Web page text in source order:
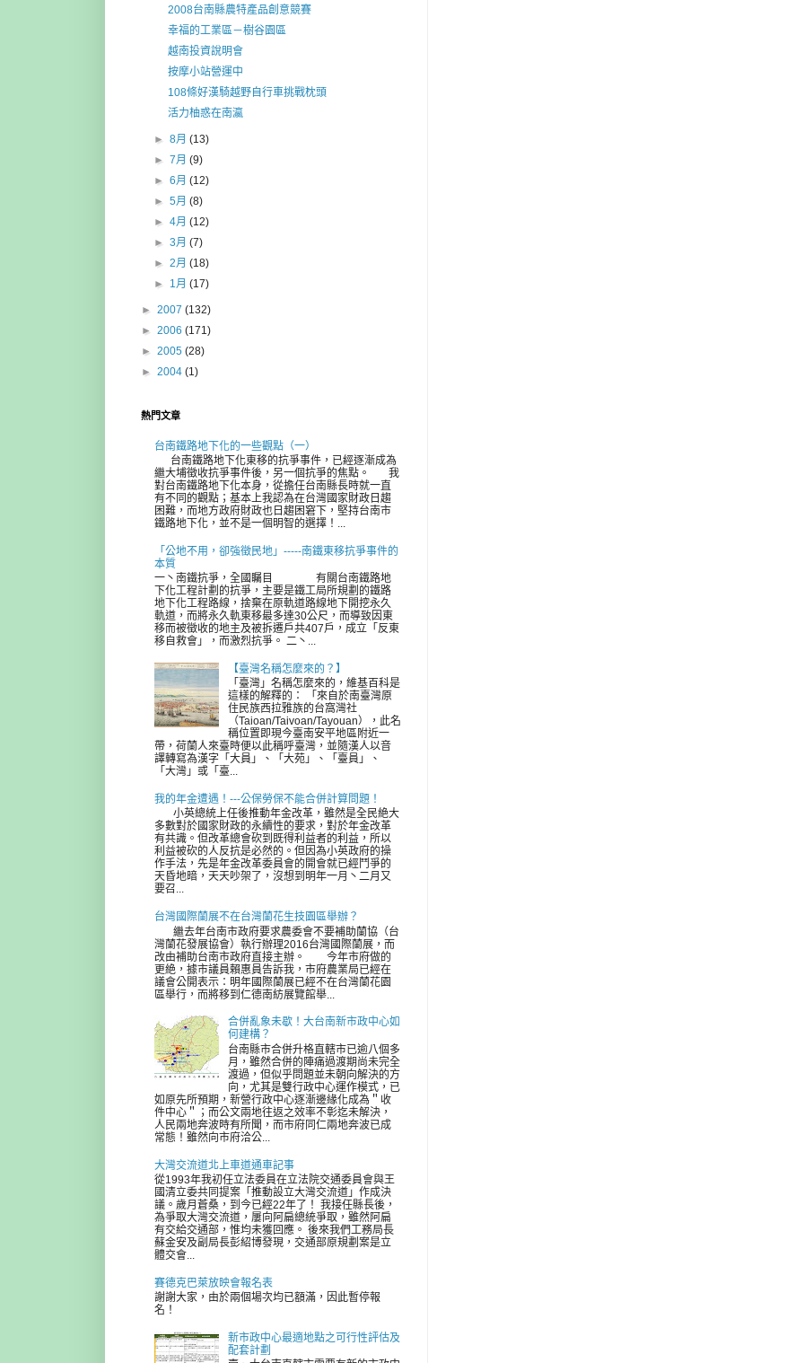
2008台南縣農特產品創意競賽
幸福的工業區－樹谷園區
越南投資說明會
按摩小站營運中
108條好漢騎越野自行車挑戰枕頭
活力柚惑在南瀛
►8月(13)
►7月(9)
►6月(12)
►5月(8)
►4月(12)
►3月(7)
►2月(18)
► 1月(17)
► 2007 (132)
► 2006 (171)
► 2005 (28)
► 2004 (1)
熱門文章
台南鐵路地下化的一些觀點（一）
台南鐵路地下化東移的抗爭事件，已經逐漸成為
繼大埔徵收抗爭事件後，另一個抗爭的焦點。 我
對台南鐵路地下化本身，從擔任台南縣長時就一直
有不同的觀點；基本上我認為在台灣國家財政日趨
困難，而地方政府財政也日趨困窘下，堅持台南市
鐵路地下化，並不是一個明智的選擇！...
「公地不用，卻強徵民地」-----南鐵東移抗爭事件的
本質
一丶南鐵抗爭，全國矚目 有關台南鐵路地
下化工程計劃的抗爭，主要是鐵工局所規劃的鐵路
地下化工程路線，捨棄在原軌道路線地下開挖永久
軌道，而將永久軌東移最多達30公尺，而導致因東
移而被徵收的地主及被拆遷戶共407戶，成立「反東
移自救會」，而激烈抗爭。 二丶...
【臺灣名稱怎麼來的？】
「臺灣」名稱怎麼來的，維基百科是
這樣的解釋的： 「來自於南臺灣原
住民族西拉雅族的台窩灣社
（Taioan/Taivoan/Tayouan），此名
稱位置即現今臺南安平地區附近一
帶，荷蘭人來臺時便以此稱呼臺灣，並隨漢人以音
譯轉寫為漢字「大員」、「大苑」、「臺員」、
「大灣」或「臺...
我的年金遭遇！---公保勞保不能合併計算問題！
小英總統上任後推動年金改革，雖然是全民絶大
多數對於國家財政的永續性的要求，對於年金改革
有共識。但改革總會砍到既得利益者的利益，所以
利益被砍的人反抗是必然的。但因為小英政府的操
作手法，先是年金改革委員會的開會就已經鬥爭的
天昏地暗，天天吵架了，沒想到明年一月丶二月又
要召...
台灣國際蘭展不在台灣蘭花生技園區舉辦？
繼去年台南市政府要求農委會不要補助蘭協（台
灣蘭花發展協會）執行辦理2016台灣國際蘭展，而
改由補助台南市政府直接主辦。 今年市府做的
更絶，據市議員賴惠員告訴我，市府農業局已經在
議會公開表示：明年國際蘭展已經不在台灣蘭花園
區舉行，而將移到仁德南紡展覽館舉...
合併亂象未歇！大台南新市政中心如
何建構？
台南縣市合併升格直轄市已逾八個多
月，雖然合併的陣痛過渡期尚未完全
渡過，但似乎問題並未朝向解決的方
向，尤其是雙行政中心運作模式，已
如原先所預期，新營行政中心逐漸邊緣化成為＂收
件中心＂；而公文兩地往返之效率不彰迄未解決，
人民兩地奔波時有所聞，而市府同仁兩地奔波已成
常態！雖然向市府洽公...
大灣交流道北上車道通車記事
從1993年我初任立法委員在立法院交通委員會與王
國清立委共同提案「推動設立大灣交流道」作成決
議。歲月蒼桑，到今已經22年了！ 我接任縣長後，
為爭取大灣交流道，屢向阿扁總統爭取，雖然阿扁
有交給交通部，惟均未獲回應。 後來我們工務局長
蘇金安及副局長彭紹博發現，交通部原規劃案是立
體交會...
賽德克巴萊放映會報名表
謝謝大家，由於兩個場次均已額滿，因此暫停報
名！
新市政中心最適地點之可行性評估及
配套計劃